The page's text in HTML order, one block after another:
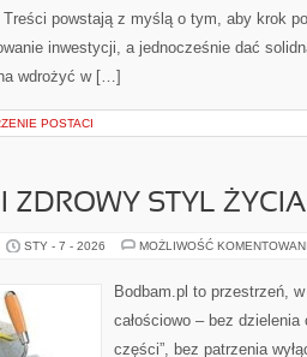
powstają z myślą o tym, aby krok
inwestycji, a jednocześnie dać
wdrożyć w […]
POSTACI
ZDROWY STYL ŻYCIA
STY - 7 - 2026 MOŻLIWOŚĆ
Bodbam.pl to przestrzeń,
całościowo – bez dzielenia
części”, bez patrzenia